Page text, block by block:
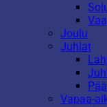
Joulu
Juhlat
Vapaa-